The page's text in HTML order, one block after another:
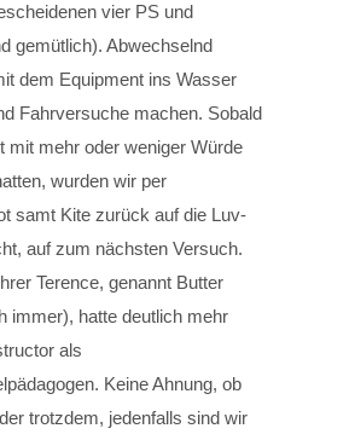
vier PS und
gemütlich). Abwechselnd
dem Equipment ins Wasser
Fahrversuche machen. Sobald
mit mehr oder weniger Würde
wurden wir per
samt Kite zurück auf die Luv-
auf zum nächsten Versuch.
Terence, genannt Butter
immer), hatte deutlich mehr
als
Keine Ahnung, ob
trotzdem, jedenfalls sind wir